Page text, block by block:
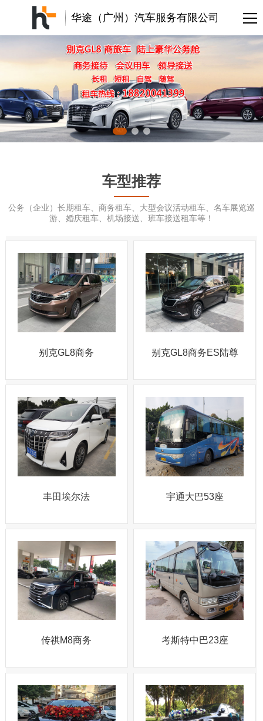
华途（广州）汽车服务有限公司
车型推荐
公务（企业）长期租车、商务租车、大型会议活动租车、名车展览巡
游、婚庆租车、机场接送、班车接送租车等！
别克GL8商务 别克GL8商务ES陆尊
丰田埃尔法 宇通大巴53座
传祺M8商务 考斯特中巴23座